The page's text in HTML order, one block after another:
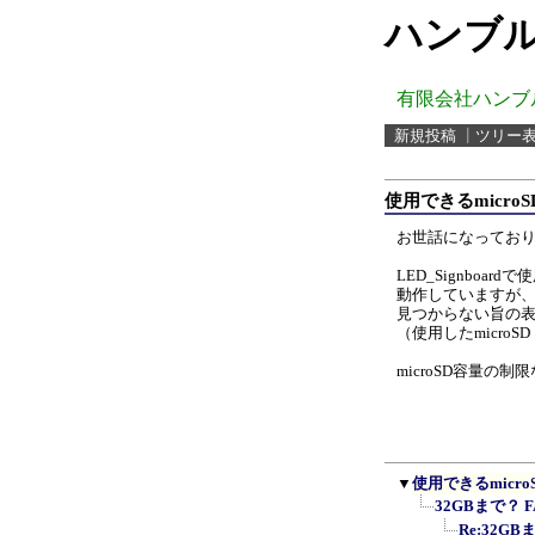
ハンブ
有限会社ハンブ
新規投稿 ツリー
使用できる
お世話になっており
LED_Signboardで
動作していますが
見つからない旨の
（使用した
microSD容量の制
▼ 使用できる
32GBまで？
Re:32GB